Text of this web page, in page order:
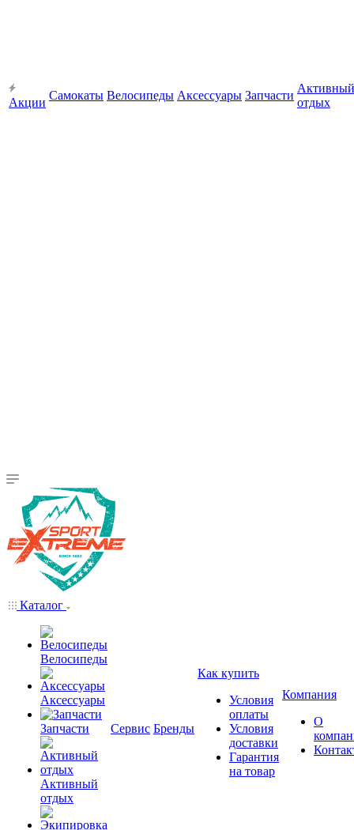
Акции
Самокаты Велосипеды Аксессуары Запчасти
Активный
отдых
Каталог
Велосипеды
Аксессуары
Запчасти
Активный
отдых
Сервис Бренды
Как купить
Условия
оплаты
Условия
доставки
Гарантия
на товар
Компания
О